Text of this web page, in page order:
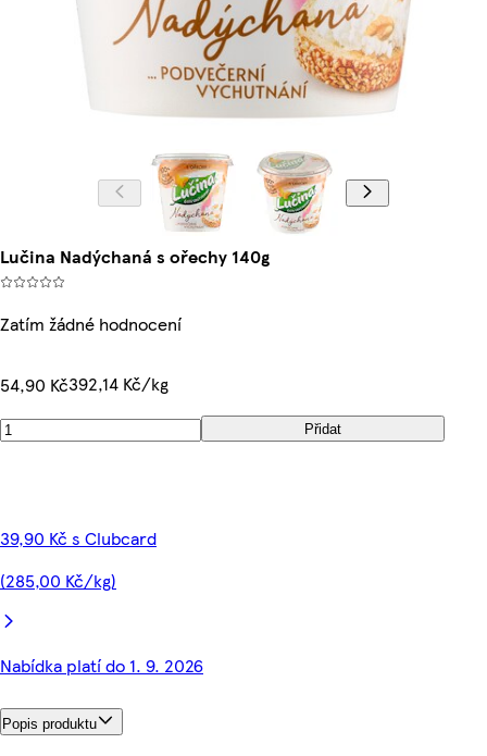
Lučina Nadýchaná s ořechy 140g
Zatím žádné hodnocení
54,90 Kč392,14 Kč/kg
Přidat
39,90 Kč s Clubcard
(285,00 Kč/kg)
Nabídka platí do 1. 9. 2026
Popis produktu